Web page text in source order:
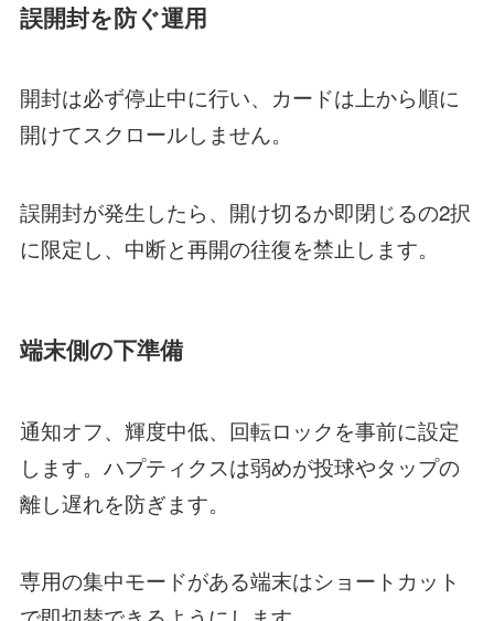
誤開封を防ぐ運用
開封は必ず停止中に行い、カードは上から順に
開けてスクロールしません。
誤開封が発生したら、開け切るか即閉じるの2択
に限定し、中断と再開の往復を禁止します。
端末側の下準備
通知オフ、輝度中低、回転ロックを事前に設定
します。ハプティクスは弱めが投球やタップの
離し遅れを防ぎます。
専用の集中モードがある端末はショートカット